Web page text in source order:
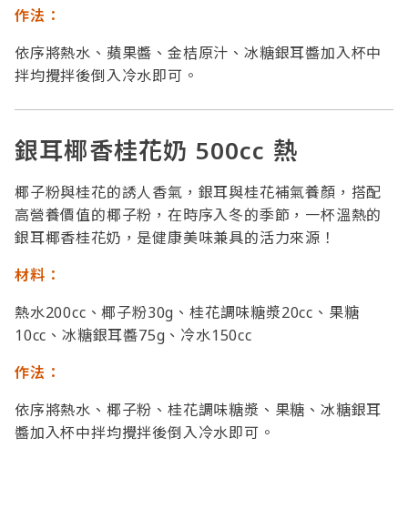
作法：
依序將熱水、蘋果醬、金桔原汁、冰糖銀耳醬加入杯中
拌均攪拌後倒入冷水即可。
銀耳椰香桂花奶 500cc 熱
椰子粉與桂花的誘人香氣，銀耳與桂花補氣養顏，搭配
高營養價值的椰子粉，在時序入冬的季節，一杯溫熱的
銀耳椰香桂花奶，是健康美味兼具的活力來源！
材料：
熱水200cc、椰子粉30g、桂花調味糖漿20cc、果糖
10cc、冰糖銀耳醬75g、冷水150cc
作法：
依序將熱水、椰子粉、桂花調味糖漿、果糖、冰糖銀耳
醬加入杯中拌均攪拌後倒入冷水即可。